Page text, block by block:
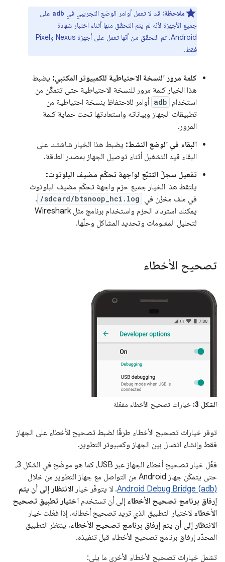
ملاحظة: قد لا تعمل أوامر الوضع التجريبي في adb على
جميع الأجهزة لأنّه لم يتم التحقّق منها أثناء اختبار شهادة
Android. تم التحقّق من أنّها تعمل على أجهزة Nexus وPixel
فقط.
كلمة مرور النسخة الاحتياطية للكمبيوتر المكتبي: يضبط
هذا الخيار كلمة مرور للنسخة الاحتياطية حتى تتمكّن من
استخدام adb أوامر للاحتفاظ بنسخة احتياطية من
تطبيقات الجهاز وبياناته واستعادتها تحت حماية كلمة
المرور.
البقاء في الوضع النشط: يضبط هذا الخيار شاشتك على
البقاء قيد التشغيل أثناء توصيل الجهاز بمصدر الطاقة.
تفعيل سجلّ التتبّع لواجهة تحكّم مضيف البلوتوث:
يلتقط هذا الخيار جميع حزم واجهة تحكّم مضيف البلوتوث
في ملف مخزّن في /sdcard/btsnoop_hci.log
.
يمكنك استرداد الحزم واستخدام برنامج مثل Wireshark
لتحليل المعلومات وتحديد المشاكل وحلّها.
تصحيح الأخطاء
الشكل 3: خيارات تصحيح الأخطاء مفعّلة
توفر خيارات تصحيح الأخطاء طرقًا لضبط تصحيح الأخطاء على الجهاز
فقط وإنشاء اتصال بين الجهاز وكمبيوتر التطوير.
فعِّل خيار تصحيح أخطاء الجهاز عبر USB، كما هو موضّح في الشكل 3،
حتى يتمكّن جهاز Android من التواصل مع جهاز التطوير من خلال
Android Debug Bridge (adb). لا يتوفّر خيار الانتظار إلى أن يتم
إرفاق برنامج تصحيح الأخطاء إلى أن تستخدم اختيار تطبيق تصحيح
الأخطاء لاختيار التطبيق الذي تريد تصحيح أخطائه. إذا فعّلت خيار
الانتظار إلى أن يتم إرفاق برنامج تصحيح الأخطاء، ينتظر التطبيق
المحدّد إرفاق برنامج تصحيح الأخطاء قبل تنفيذه.
تشمل خيارات تصحيح الأخطاء الأخرى ما يلي: